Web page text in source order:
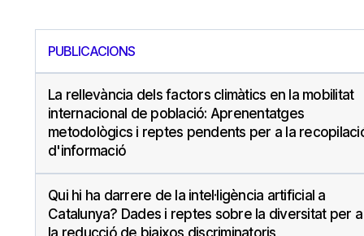
PUBLICACIONS
La rellevància dels factors climàtics en la mobilitat
internacional de població: Aprenentatges
metodològics i reptes pendents per a la
d'informació
Qui hi ha darrere de la intel·ligència artificial a
Catalunya? Dades i reptes sobre la diversitat per a